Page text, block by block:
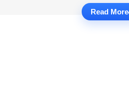
Read More